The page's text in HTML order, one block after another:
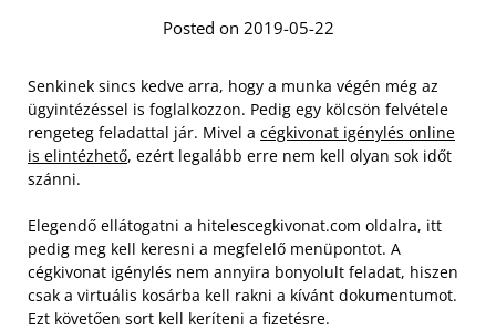
Posted on 2019-05-22
Senkinek sincs kedve arra, hogy a munka végén még az
ügyintézéssel is foglalkozzon. Pedig egy kölcsön felvétele
rengeteg feladattal jár. Mivel a cégkivonat igénylés online
is elintézhető, ezért legalább erre nem kell olyan sok időt
szánni.
Elegendő ellátogatni a hitelescegkivonat.com oldalra, itt
pedig meg kell keresni a megfelelő menüpontot. A
cégkivonat igénylés nem annyira bonyolult feladat, hiszen
csak a virtuális kosárba kell rakni a kívánt dokumentumot.
Ezt követően sort kell keríteni a fizetésre.